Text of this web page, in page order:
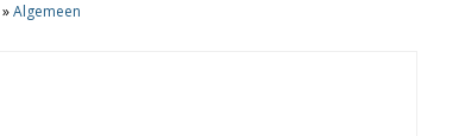
»Algemeen